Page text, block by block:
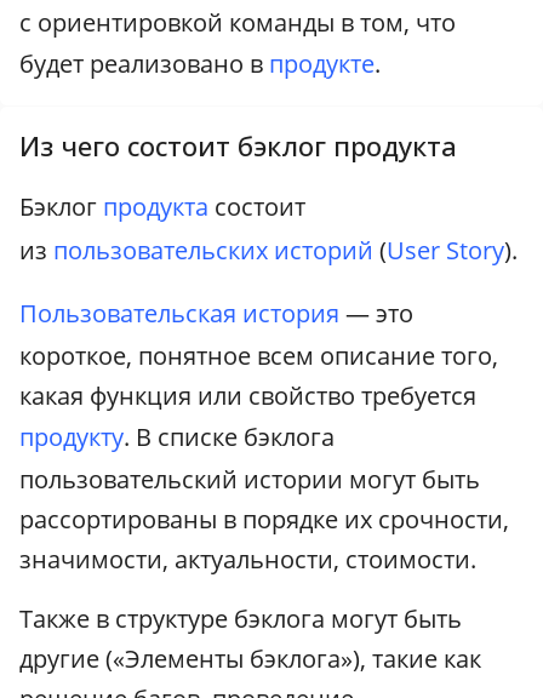
с ориентировкой команды в том, что
будет реализовано в продукте.
Из чего состоит бэклог продукта
Бэклог продукта состоит
из пользовательских историй (User Story).
Пользовательская история — это
короткое, понятное всем описание того,
какая функция или свойство требуется
продукту. В списке бэклога
пользовательский истории могут быть
рассортированы в порядке их срочности,
значимости, актуальности, стоимости.
Также в структуре бэклога могут быть
другие («Элементы бэклога»), такие как